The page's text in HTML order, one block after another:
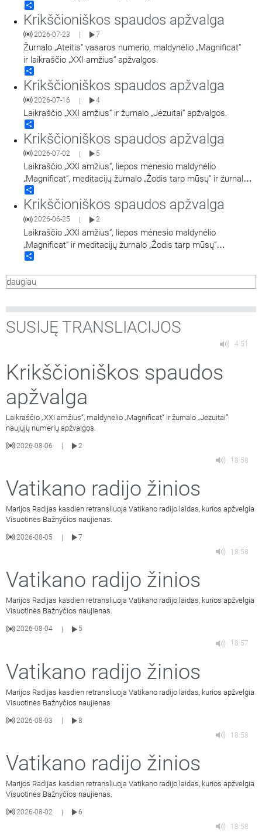
Krikščioniškos spaudos apžvalga
2026-07-23 7
Žurnalo „Ateitis“ vasaros numerio, maldynėlio „Magnificat“
ir laikraščio „XXI amžius“ apžvalgos.
Krikščioniškos spaudos apžvalga
2026-07-16 | 4
Laikraščio „XXI amžius“ ir žurnalo „Jėzuitai“ apžvalgos.
Krikščioniškos spaudos apžvalga
2026-07-02 | 5
Laikraščio „XXI amžius“, liepos mėnesio maldynėlio
„Magnificat“, meditacijų žurnalo „Žodis tarp mūsų“ ir žurnalo
„Jėzuitai“ apžvalgos.
Krikščioniškos spaudos apžvalga
2026-06-25 2
Laikraščio „XXI amžius“, liepos mėnesio maldynėlio
„Magnificat“ ir meditacijų žurnalo „Žodis tarp mūsų“
apžvalgos.
daugiau
SUSIJĘ TRANSLIACIJOS
4:51
Krikščioniškos spaudos
apžvalga
Laikraščio „XXI amžius“, maldynėlio „Magnificat“ ir žurnalo „Jėzuitai“
naujųjų numerių apžvalgos.
2026-08-06
2
18:58
Vatikano radijo žinios
Marijos Radijas kasdien retransliuoja Vatikano radijo laidas, kurios apžvelgia
Visuotinės Bažnyčios naujienas.
2026-08-05 |
7
18:58
Vatikano radijo žinios
Marijos Radijas kasdien retransliuoja Vatikano radijo laidas, kurios apžvelgia
Visuotinės Bažnyčios naujienas.
2026-08-04
5
18:57
Vatikano radijo žinios
Marijos Radijas kasdien retransliuoja Vatikano radijo laidas, kurios apžvelgia
Visuotinės Bažnyčios naujienas.
2026-08-03
8
18:58
Vatikano radijo žinios
Marijos Radijas kasdien retransliuoja Vatikano radijo laidas, kurios apžvelgia
Visuotinės Bažnyčios naujienas.
2026-08-02 |
6
18:58